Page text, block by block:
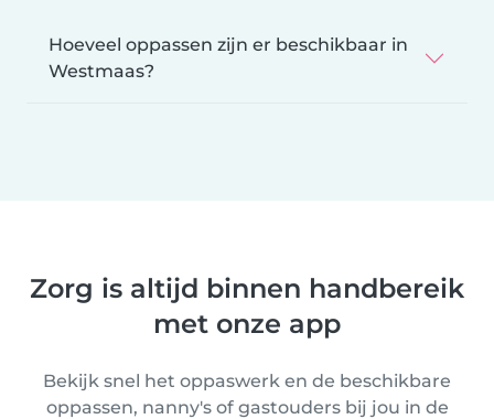
Hoeveel oppassen zijn er beschikbaar in
Westmaas?
Zorg is altijd binnen handbereik
met onze app
Bekijk snel het oppaswerk en de beschikbare
oppassen, nanny's of gastouders bij jou in de